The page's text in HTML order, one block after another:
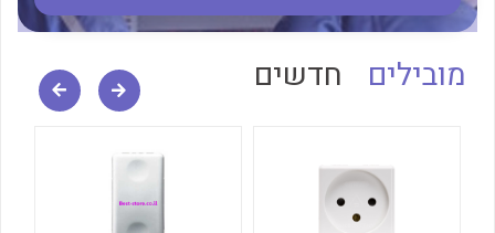
מובילים חדשים